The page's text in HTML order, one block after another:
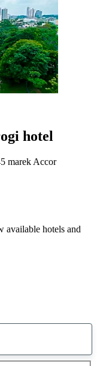
hotel
marek Accor
available hotels and